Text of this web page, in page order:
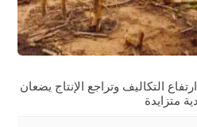
التكاليف وتراجع الإنتاج يضعان
متزايدة